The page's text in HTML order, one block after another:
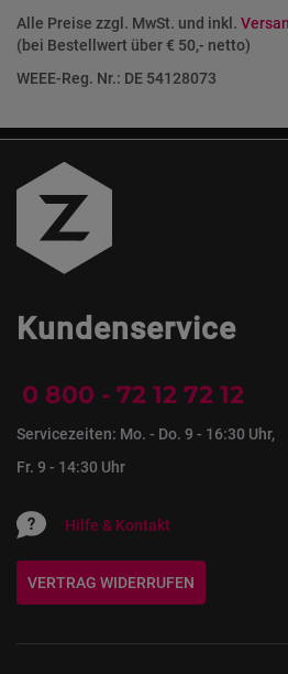
Alle Preise zzgl. MwSt. und inkl.
(bei Bestellwert über € 50,- netto)
WEEE-Reg. Nr.: DE 54128073
Kundenservice
0 800 - 72 12 72 12
Servicezeiten: Mo. - Do. 9 - 16:30 Uhr,
Fr. 9 - 14:30 Uhr
Hilfe & Kontakt
VERTRAG WIDERRUFEN